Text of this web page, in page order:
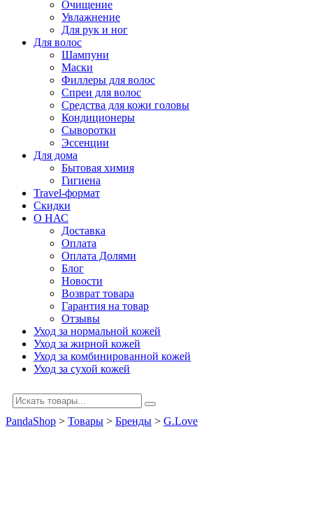
Очищение
Увлажнение
Для рук и ног
Для волос
Шампуни
Маски
Филлеры для волос
Спреи для волос
Средства для кожи головы
Кондиционеры
Сыворотки
Эссенции
Для дома
Бытовая химия
Гигиена
Travel-формат
Скидки
О НАС
Доставка
Оплата
Оплата Долями
Блог
Новости
Возврат товара
Гарантия на товар
Отзывы
Уход за нормальной кожей
Уход за жирной кожей
Уход за комбинированной кожей
Уход за сухой кожей
PandaShop > Товары > Бренды > G.Love